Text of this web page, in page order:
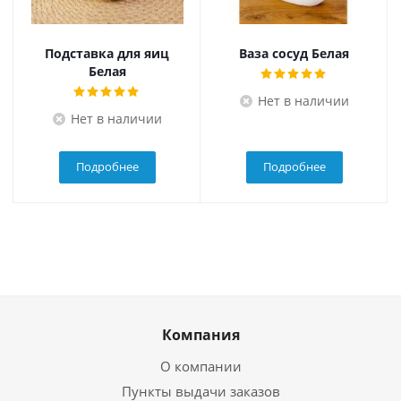
Подставка для яиц
Белая
Нет в наличии
Подробнее
Ваза сосуд Белая
Нет в наличии
Подробнее
Компания
О компании
Пункты выдачи заказов